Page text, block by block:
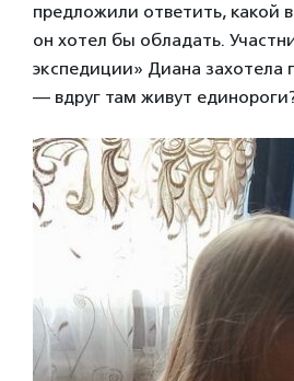
предложили ответить, какой
он хотел бы обладать.
экспедиции» Диана захотела
— вдруг там живут